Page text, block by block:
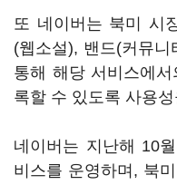
또 네이버는 북미 시
(웹소설), 밴드(커뮤
통해 해당 서비스에
록할 수 있도록 사용
네이버는 지난해 10
비스를 운영하며, 북